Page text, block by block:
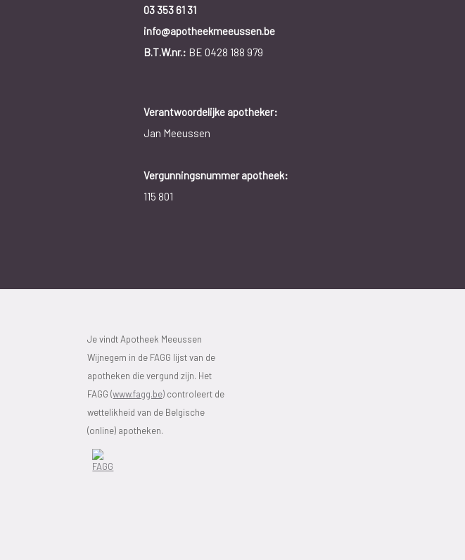
03 353 61 31
info@apotheekmeeussen.be
B.T.W.nr.: BE 0428 188 979
Verantwoordelijke apotheker:
Jan Meeussen
Vergunningsnummer apotheek:
115 801
Je vindt Apotheek Meeussen
Wijnegem in de FAGG lijst van de
apotheken die vergund zijn. Het
FAGG (www.fagg.be) controleert de
wettelikheid van de Belgische
(online) apotheken.